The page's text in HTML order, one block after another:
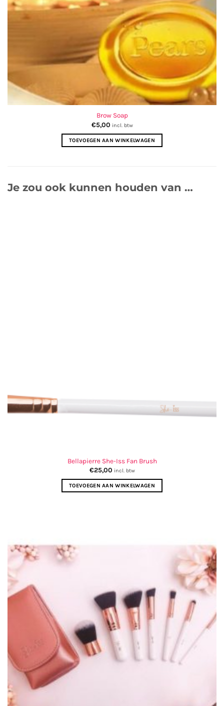
Brow Soap
€5,00 incl. btw
TOEVOEGEN AAN WINKELWAGEN
Je zou ook kunnen houden van …
Bellapierre She-Iss Fan Brush
€25,00 incl. btw
TOEVOEGEN AAN WINKELWAGEN